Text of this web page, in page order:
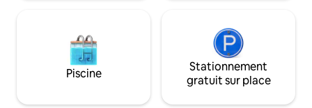
Piscine
Stationnement
gratuit sur place